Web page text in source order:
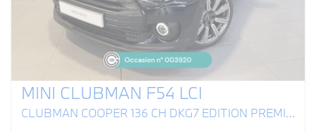
MINI CLUBMAN F54 LCI
CLUBMAN COOPER 136 CH DKG7 EDITION PREMIUM PLUS